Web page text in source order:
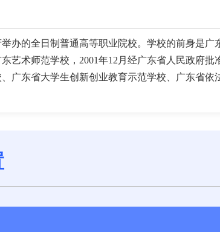
办的全日制普通高等职业院校。学校的前身是广
艺术师范学校，2001年12月经广东省人民政府批
广东省大学生创新创业教育示范学校、广东省依